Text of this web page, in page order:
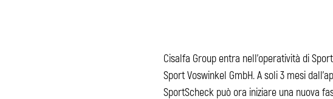
Cisalfa Group entra nell’operatività di
Sport Voswinkel GmbH. A soli 3 mesi
SportScheck può ora iniziare una nuova